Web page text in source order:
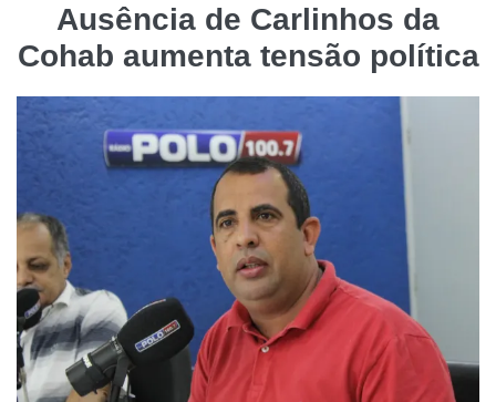
Ausência de Carlinhos da
Cohab aumenta tensão política